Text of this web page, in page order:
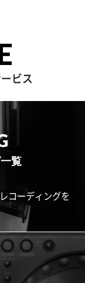
ビス
覧
コーディングを